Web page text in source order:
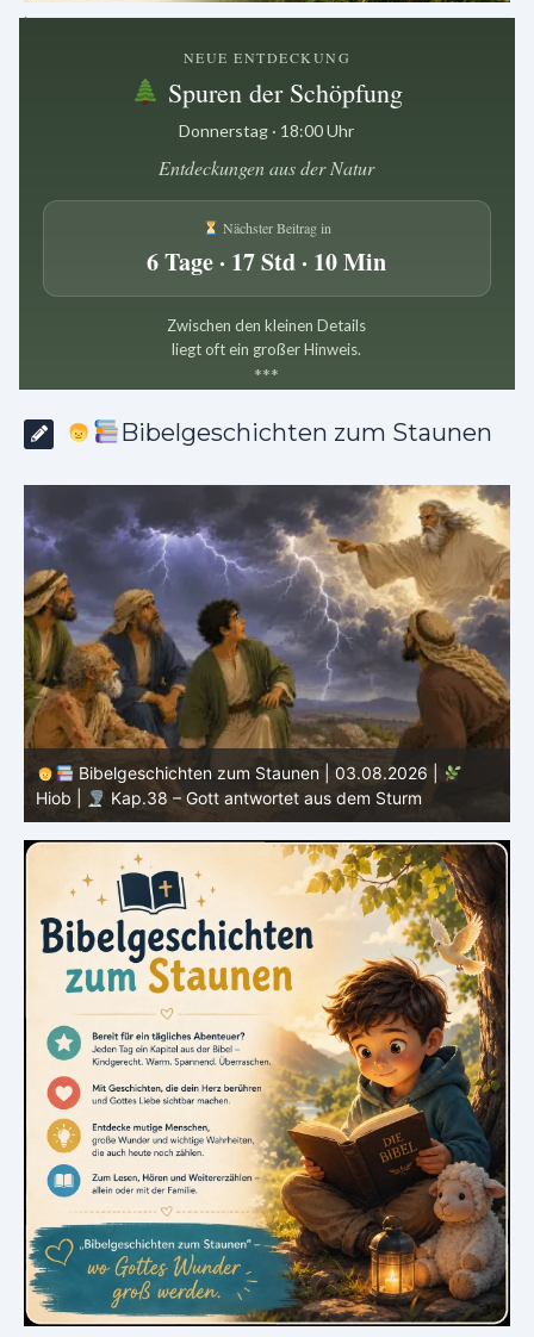
.
NEUE ENTDECKUNG
Spuren der Schöpfung
Donnerstag · 18:00 Uhr
Entdeckungen aus der Natur
Nächster Beitrag in
6 Tage · 17 Std · 10 Min
Zwischen den kleinen Details
liegt oft ein großer Hinweis.
***
Bibelgeschichten zum Staunen
Bibelgeschichten zum Staunen | 02.08.2026 |
Hiob |
Kap.37 – Elihu staunt über Gottes Stimme im
Donner